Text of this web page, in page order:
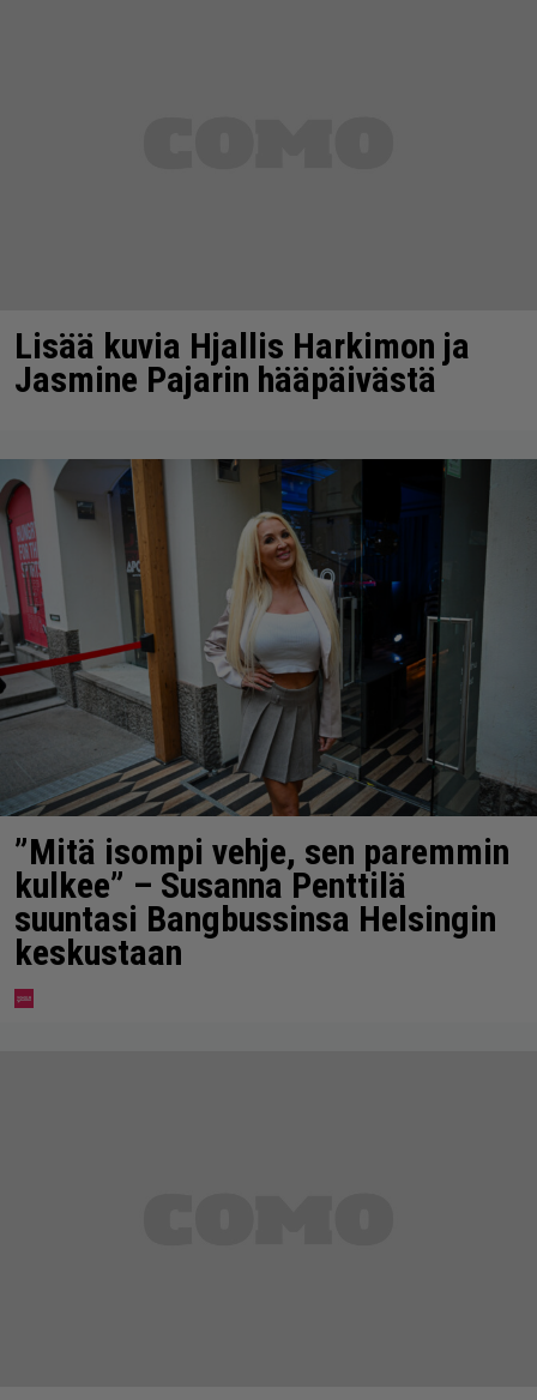
Lisää kuvia Hjallis Harkimon ja
Jasmine Pajarin hääpäivästä
”Mitä isompi vehje, sen paremmin
kulkee” – Susanna Penttilä
suuntasi Bangbussinsa Helsingin
keskustaan